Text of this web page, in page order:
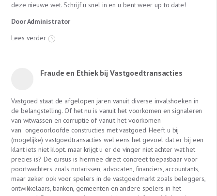
deze nieuwe wet. Schrijf u snel in en u bent weer up to date!
Door Administrator
Lees verder
Fraude en Ethiek bij Vastgoedtransacties
Vastgoed staat de afgelopen jaren vanuit diverse invalshoeken in
de belangstelling. Of het nu is vanuit het voorkomen en signaleren
van witwassen en corruptie of vanuit het voorkomen
van ongeoorloofde constructies met vastgoed. Heeft u bij
(mogelijke) vastgoedtransacties wel eens het gevoel dat er bij een
klant iets niet klopt. maar krijgt u er de vinger niet achter wat het
precies is? De cursus is hiermee direct concreet toepasbaar voor
poortwachters zoals notarissen, advocaten, financiers, accountants,
maar zeker ook voor spelers in de vastgoedmarkt zoals beleggers,
ontwikkelaars, banken, gemeenten en andere spelers in het